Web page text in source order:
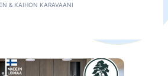
& KAIHON KARAVAANI